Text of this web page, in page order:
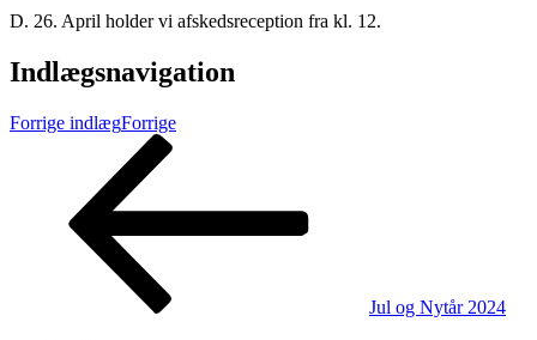
D. 26. April holder vi afskedsreception fra kl. 12.
Indlægsnavigation
Forrige indlægForrige
Jul og Nytår 2024